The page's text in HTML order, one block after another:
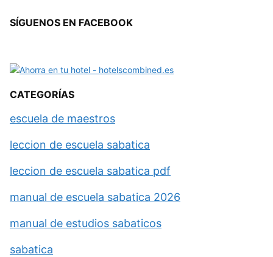
SÍGUENOS EN FACEBOOK
CATEGORÍAS
escuela de maestros
leccion de escuela sabatica
leccion de escuela sabatica pdf
manual de escuela sabatica 2026
manual de estudios sabaticos
sabatica